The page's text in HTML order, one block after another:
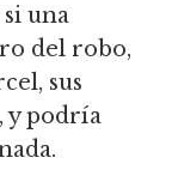
una
del robo,
sus
y podría